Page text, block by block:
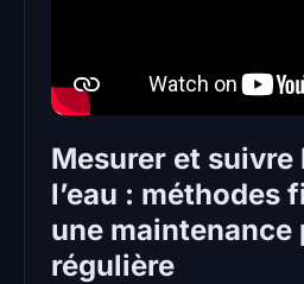
Mesurer et suivre
l’eau : méthodes
une maintenance
régulière